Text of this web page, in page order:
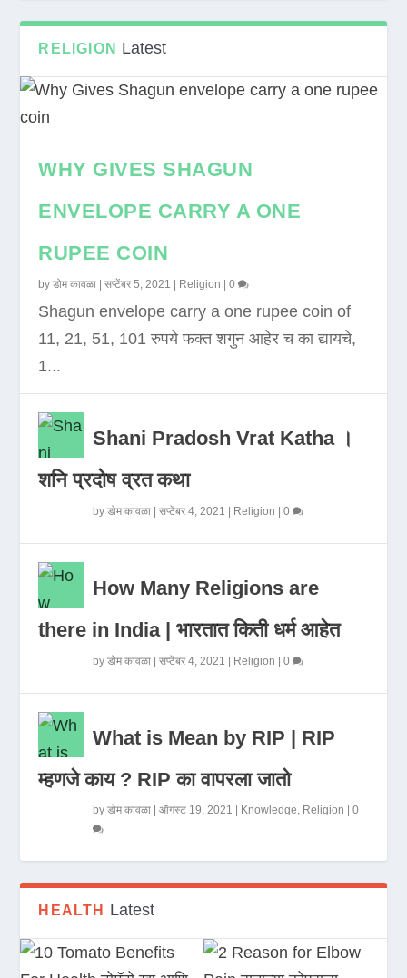
RELIGION Latest
WHY GIVES SHAGUN
ENVELOPE CARRY A ONE
RUPEE COIN
byडोम कावळा |सप्टेंबर 5, 2021 Religion |0
Shagun envelope carry a one rupee coin of
11, 21, 51, 101 रुपये फक्त शगुन आहेर च का द्यायचे,
1...
Shani Pradosh Vrat Katha ।
शनि प्रदोष व्रत कथा
byडोम कावळा |सप्टेंबर 4, 2021 Religion |0
How Many Religions are
there in India | भारतात किती धर्म आहेत
byडोम कावळा |सप्टेंबर 4, 2021 Religion |0
What is Mean by RIP | RIP
म्हणजे काय ? RIP का वापरला जातो
byडोम कावळा |ऑगस्ट 19, 2021 Knowledge, Religion |0
HEALTH Latest